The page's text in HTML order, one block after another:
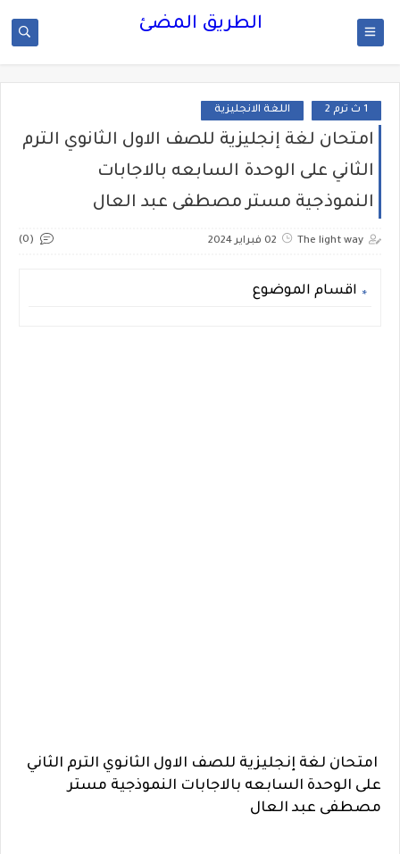
الطريق المضئ
1 ث ترم 2 اللغة الانجليزية
امتحان لغة إنجليزية للصف الاول الثانوي الترم
الثاني على الوحدة السابعه بالاجابات
النموذجية مستر مصطفى عبد العال
The light way 02 فبراير 2024 (0)
اقسام الموضوع
امتحان لغة إنجليزية للصف الاول الثانوي الترم الثاني
على الوحدة السابعه بالاجابات النموذجية مستر
مصطفى عبد العال